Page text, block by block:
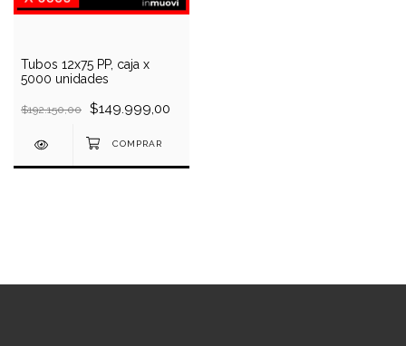
Tubos 12x75 PP, caja x
5000 unidades
$192.150,00 $149.999,00